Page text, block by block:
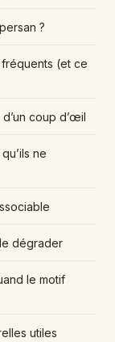
?
(et ce
coup d’œil
ne
dégrader
le motif
utiles